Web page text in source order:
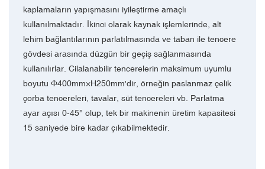
kaplamaların yapışmasını iyileştirme amaçlı
kullanılmaktadır. İkinci olarak kaynak işlemlerinde, alt
lehim bağlantılarının parlatılmasında ve taban ile tencere
gövdesi arasında düzgün bir geçiş sağlanmasında
kullanılırlar. Cilalanabilir tencerelerin maksimum uyumlu
boyutu Ф400mm×H250mm'dir, örneğin paslanmaz çelik
çorba tencereleri, tavalar, süt tencereleri vb. Parlatma
ayar açısı 0-45° olup, tek bir makinenin üretim kapasitesi
15 saniyede bire kadar çıkabilmektedir.